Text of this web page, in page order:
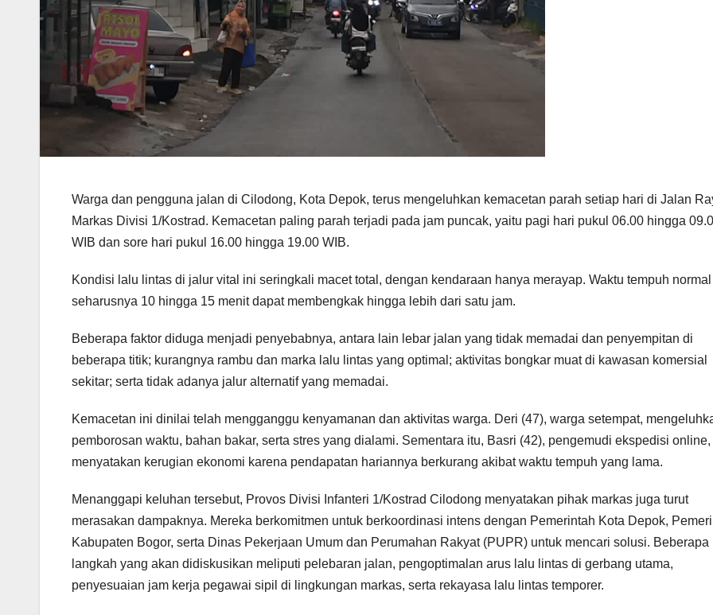
Warga dan pengguna jalan di Cilodong, Kota Depok, terus mengeluhkan kemacetan parah setiap hari di Jalan
Markas Divisi 1/Kostrad. Kemacetan paling parah terjadi pada jam puncak, yaitu pagi hari pukul 06.00 hingga
WIB dan sore hari pukul 16.00 hingga 19.00 WIB.
Kondisi lalu lintas di jalur vital ini seringkali macet total, dengan kendaraan hanya merayap. Waktu tempuh
seharusnya 10 hingga 15 menit dapat membengkak hingga lebih dari satu jam.
Beberapa faktor diduga menjadi penyebabnya, antara lain lebar jalan yang tidak memadai dan penyempitan di
beberapa titik; kurangnya rambu dan marka lalu lintas yang optimal; aktivitas bongkar muat di kawasan komersial
sekitar; serta tidak adanya jalur alternatif yang memadai.
Kemacetan ini dinilai telah mengganggu kenyamanan dan aktivitas warga. Deri (47), warga setempat,
pemborosan waktu, bahan bakar, serta stres yang dialami. Sementara itu, Basri (42), pengemudi ekspedisi online,
menyatakan kerugian ekonomi karena pendapatan hariannya berkurang akibat waktu tempuh yang lama.
Menanggapi keluhan tersebut, Provos Divisi Infanteri 1/Kostrad Cilodong menyatakan pihak markas juga turut
merasakan dampaknya. Mereka berkomitmen untuk berkoordinasi intens dengan Pemerintah Kota Depok,
Kabupaten Bogor, serta Dinas Pekerjaan Umum dan Perumahan Rakyat (PUPR) untuk mencari solusi. Beberapa
langkah yang akan didiskusikan meliputi pelebaran jalan, pengoptimalan arus lalu lintas di gerbang utama,
penyesuaian jam kerja pegawai sipil di lingkungan markas, serta rekayasa lalu lintas temporer.